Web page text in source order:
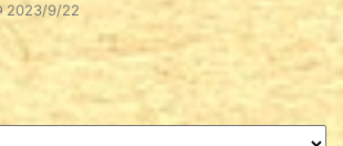
2023/9/22